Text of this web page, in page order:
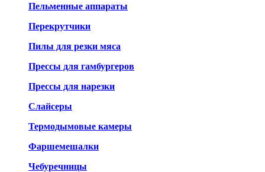
Пельменные аппараты
Перекрутчики
Пилы для резки мяса
Прессы для гамбургеров
Прессы для нарезки
Слайсеры
Термодымовые камеры
Фаршемешалки
Чебуречницы